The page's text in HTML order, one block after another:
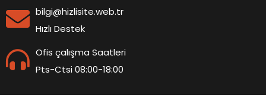
bilgi@hizlisite.web.tr
Hızlı Destek
Ofis çalışma Saatleri
Pts-Ctsi 08:00-18:00